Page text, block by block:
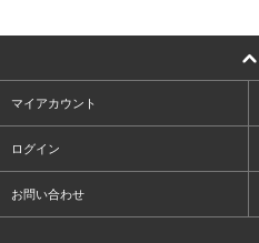
マイアカウント
ログイン
お問い合わせ